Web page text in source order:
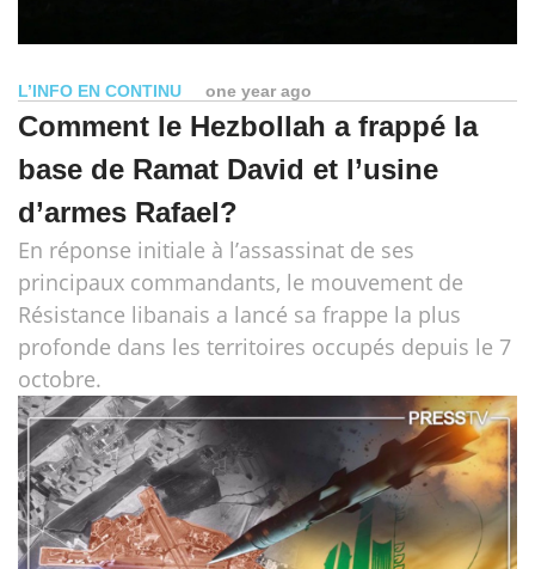
L’INFO EN CONTINU one year ago
Comment le Hezbollah a frappé la
base de Ramat David et l’usine
d’armes Rafael?
En réponse initiale à l’assassinat de ses
principaux commandants, le mouvement de
Résistance libanais a lancé sa frappe la plus
profonde dans les territoires occupés depuis le 7
octobre.